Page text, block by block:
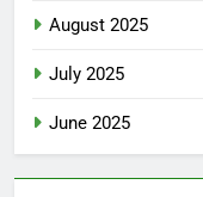
August 2025
July 2025
June 2025